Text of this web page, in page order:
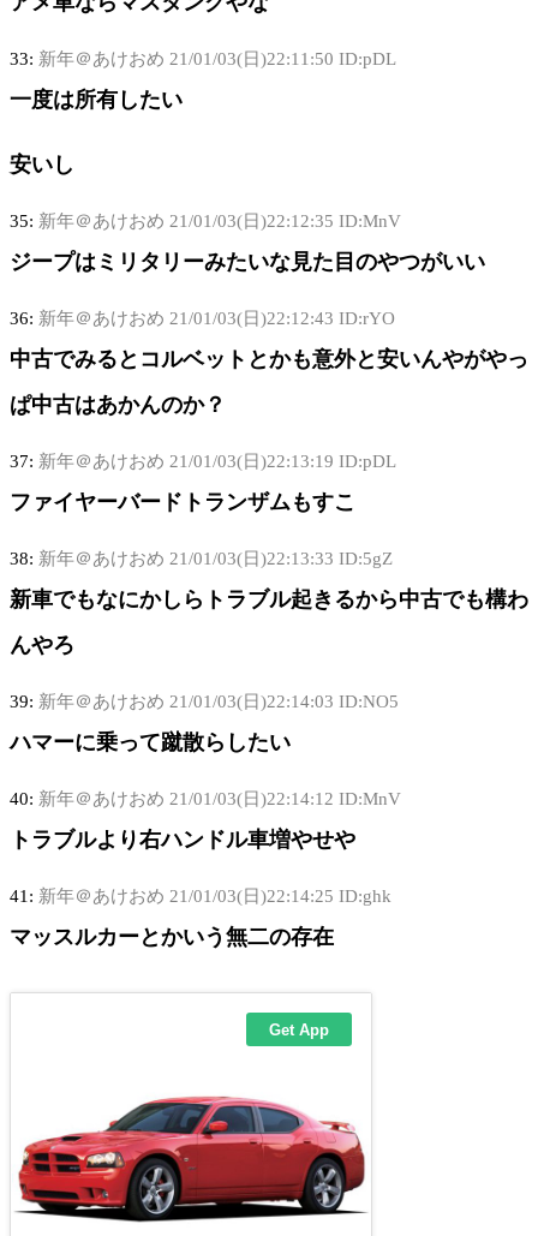
33: 新年＠あけおめ 21/01/03(日)22:11:50 ID:pDL
一度は所有したい
安いし
35: 新年＠あけおめ 21/01/03(日)22:12:35 ID:MnV
ジープはミリタリーみたいな見た目のやつがいい
36: 新年＠あけおめ 21/01/03(日)22:12:43 ID:rYO
中古でみるとコルベットとかも意外と安いんやがやっ
ぱ中古はあかんのか？
37: 新年＠あけおめ 21/01/03(日)22:13:19 ID:pDL
ファイヤーバードトランザムもすこ
38: 新年＠あけおめ 21/01/03(日)22:13:33 ID:5gZ
新車でもなにかしらトラブル起きるから中古でも構わ
んやろ
39: 新年＠あけおめ 21/01/03(日)22:14:03 ID:NO5
ハマーに乗って蹴散らしたい
40: 新年＠あけおめ 21/01/03(日)22:14:12 ID:MnV
トラブルより右ハンドル車増やせや
41: 新年＠あけおめ 21/01/03(日)22:14:25 ID:ghk
マッスルカーとかいう無二の存在